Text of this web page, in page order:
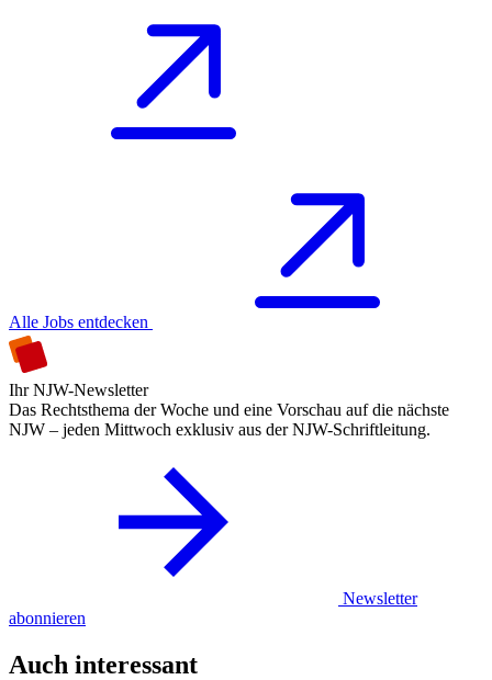
Alle Jobs entdecken
Ihr NJW-Newsletter
Das Rechtsthema der Woche und eine Vorschau auf die nächste
NJW – jeden Mittwoch exklusiv aus der NJW-Schriftleitung.
Newsletter
abonnieren
Auch interessant